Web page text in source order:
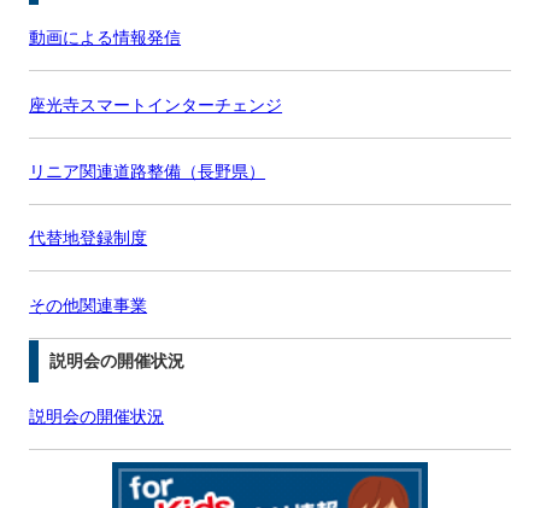
動画による情報発信
座光寺スマートインターチェンジ
リニア関連道路整備（長野県）
代替地登録制度
その他関連事業
説明会の開催状況
説明会の開催状況